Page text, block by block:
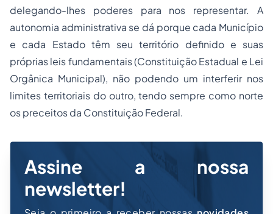
delegando-lhes poderes para nos representar. A
autonomia administrativa se dá porque cada Município
e cada Estado têm seu território definido e suas
próprias leis fundamentais (Constituição Estadual e Lei
Orgânica Municipal), não podendo um interferir nos
limites territoriais do outro, tendo sempre como norte
os preceitos da Constituição Federal.
Assine a nossa
newsletter!